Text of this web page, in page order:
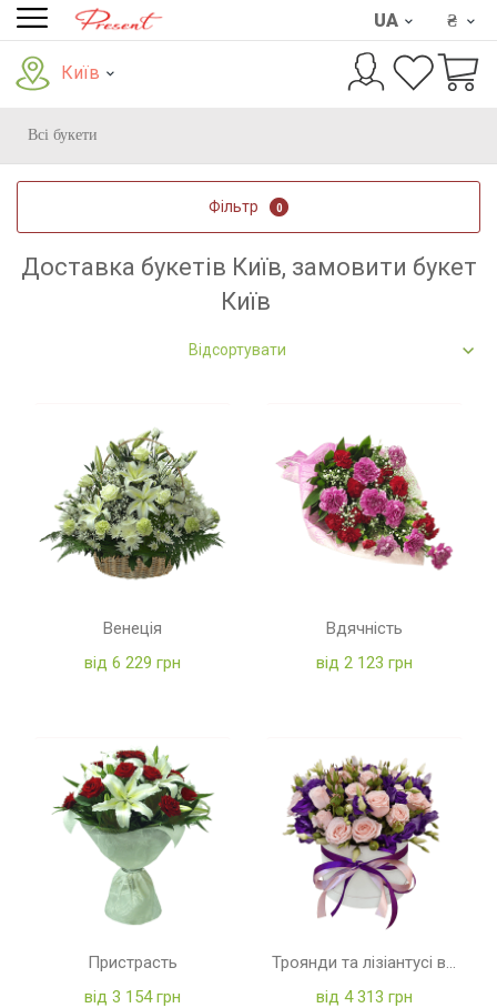
UA ₴
Київ
Всі букети
Фільтр 0
Доставка букетів Київ, замовити букет
Київ
Відсортувати
Венеція
від 6 229 грн
Вдячність
від 2 123 грн
Пристрасть
від 3 154 грн
Троянди та лізіантусі в коробці
від 4 313 грн